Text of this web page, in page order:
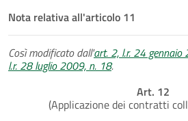
Nota relativa all'articolo 11
Così modificato dall'art. 2, l.r. 24 gennaio
l.r. 28 luglio 2009, n. 18.
Art. 12
(Applicazione dei contratti